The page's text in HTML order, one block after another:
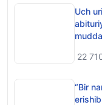
Uch
22
“Bir